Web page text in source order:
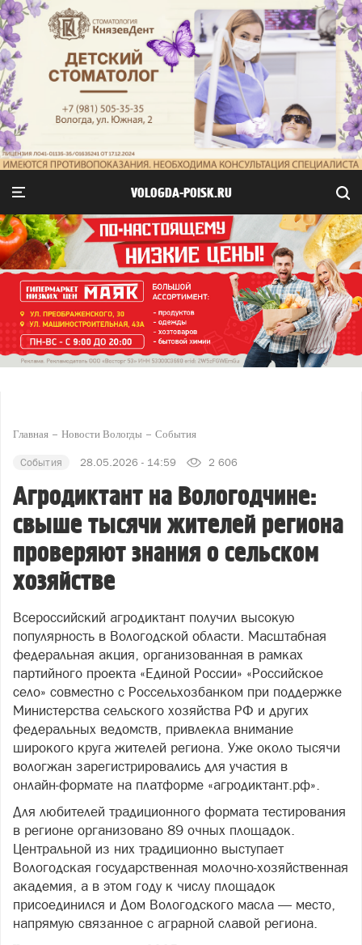
VOLOGDA-POISK.RU
Главная Новости Вологды События
События 28.05.2026 - 14:59 2 606
Агродиктант на Вологодчине:
свыше тысячи жителей региона
проверяют знания о сельском
хозяйстве
Всероссийский агродиктант получил высокую
популярность в Вологодской области. Масштабная
федеральная акция, организованная в рамках
партийного проекта «Единой России» «Российское
село» совместно с Россельхозбанком при поддержке
Министерства сельского хозяйства РФ и других
федеральных ведомств, привлекла внимание
широкого круга жителей региона. Уже около тысячи
вологжан зарегистрировались для участия в
онлайн‑формате на платформе «агродиктант.рф».
Для любителей традиционного формата тестирования
в регионе организовано 89 очных площадок.
Центральной из них традиционно выступает
Вологодская государственная молочно‑хозяйственная
академия, а в этом году к числу площадок
присоединился и Дом Вологодского масла — место,
напрямую связанное с аграрной славой региона.